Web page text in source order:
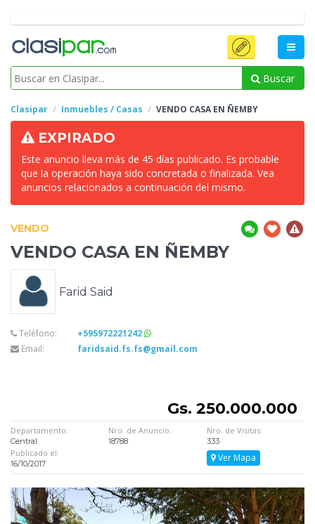
Buscar
Clasipar Inmuebles / Casas VENDO CASA EN ÑEMBY
EXPIRADO
Este anuncio lleva más de 45 días publicado. Es probable
que la operación haya sido concretada o finalizada. Vea
anuncios relacionados a continuación del mismo.
VENDO
VENDO CASA EN ÑEMBY
Farid Said
Teléfono:
+595972221242
Email:
faridsaid.fs.fs@gmail.com
Gs. 250.000.000
Departamento:
Central
Nro. de Anuncio:
18788
Nro. de Visitas:
333
Publicado el:
16/10/2017
Ver Mapa